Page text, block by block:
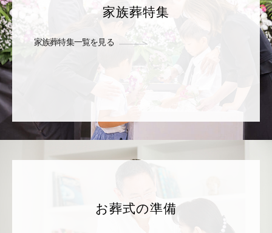
家族葬特集
家族葬特集一覧を見る
お葬式の準備